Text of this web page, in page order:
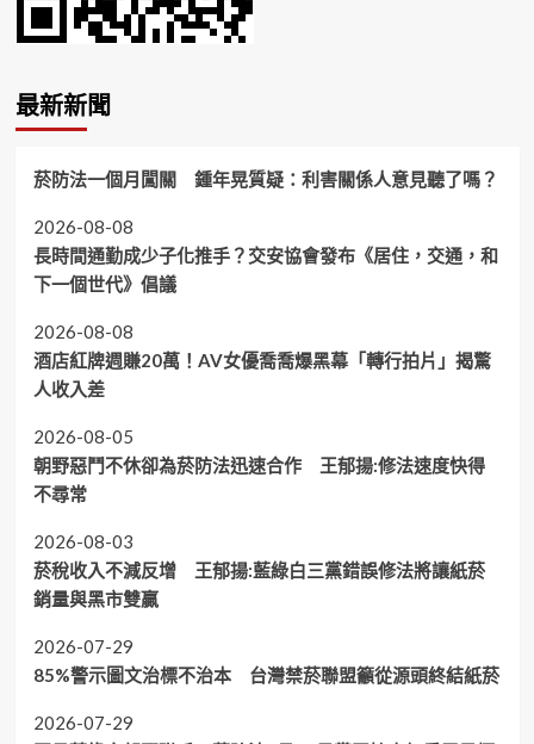
最新新聞
菸防法一個月闖關 鍾年晃質疑：利害關係人意見聽了嗎？
2026-08-08
長時間通勤成少子化推手？交安協會發布《居住，交通，和
下一個世代》倡議
2026-08-08
酒店紅牌週賺20萬！AV女優喬喬爆黑幕「轉行拍片」揭驚
人收入差
2026-08-05
朝野惡鬥不休卻為菸防法迅速合作 王郁揚:修法速度快得
不尋常
2026-08-03
菸稅收入不減反增 王郁揚:藍綠白三黨錯誤修法將讓紙菸
銷量與黑市雙贏
2026-07-29
85%警示圖文治標不治本 台灣禁菸聯盟籲從源頭終結紙菸
2026-07-29